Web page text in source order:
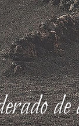
de